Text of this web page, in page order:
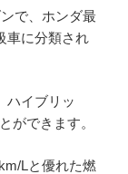
で、ホンダ最
車に分類され
ハイブリッ
ができます。
Lと優れた燃